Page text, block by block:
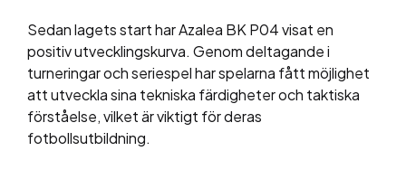
Sedan lagets start har Azalea BK P04 visat en
positiv utvecklingskurva. Genom deltagande i
turneringar och seriespel har spelarna fått möjlighet
att utveckla sina tekniska färdigheter och taktiska
förståelse, vilket är viktigt för deras
fotbollsutbildning.